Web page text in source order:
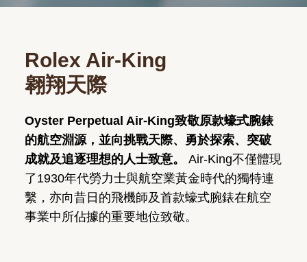
Rolex Air-King
翱翔天際
Oyster Perpetual Air-King致敬原款蠔式腕錶
的航空淵源，並向挑戰天際、勇於探索、突破
成就及追逐理想的人士致意。
Air-King不僅體現
了1930年代勞力士與航空業黃金時代的獨特連
繫，亦向昔日的飛機師及首款蠔式腕錶在航空
事業中所佔據的重要地位致敬。